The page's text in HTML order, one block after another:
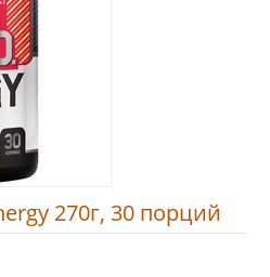
270г, 30 порций